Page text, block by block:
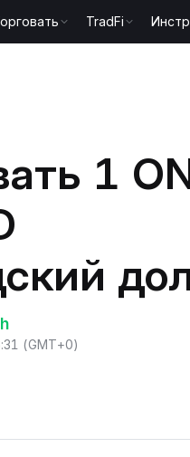
TradFi
1
(GMT+0)